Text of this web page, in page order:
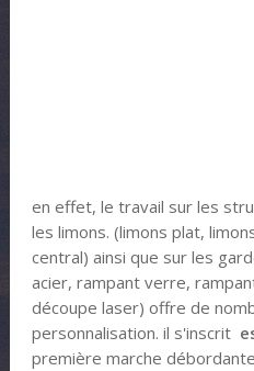
en effet, le travail sur les
les limons. (limons plat,
central) ainsi que sur les
acier, rampant verre,
découpe laser) offre de
personnalisation. il s'inscrit
première marche